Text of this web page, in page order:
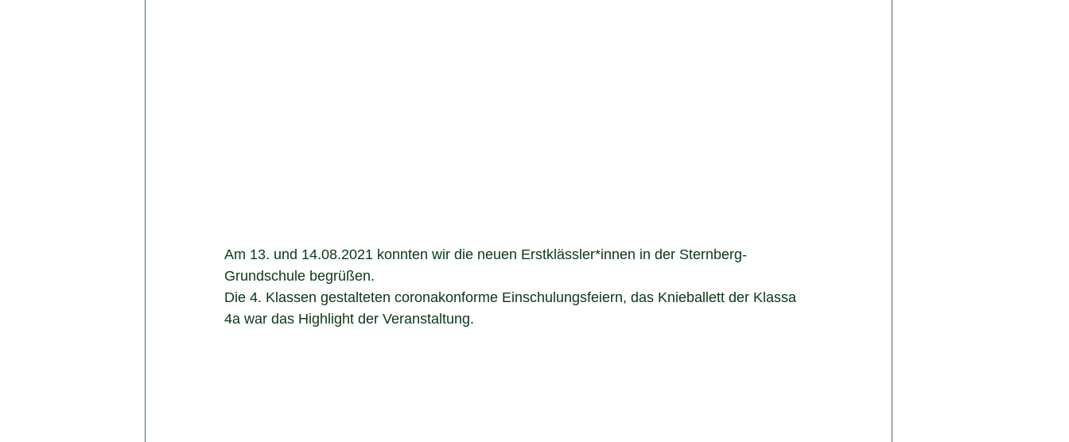
Am 13. und 14.08.2021 konnten wir die neuen Erstklässler*innen in der Sternberg-
Grundschule begrüßen.
Die 4. Klassen gestalteten coronakonforme Einschulungsfeiern, das Knieballett der Klassa
4a war das Highlight der Veranstaltung.